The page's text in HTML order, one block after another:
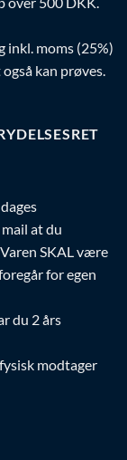
inkl. moms (25%)
kan prøves.
at du
SKAL være
for egen
du 2 års
modtager